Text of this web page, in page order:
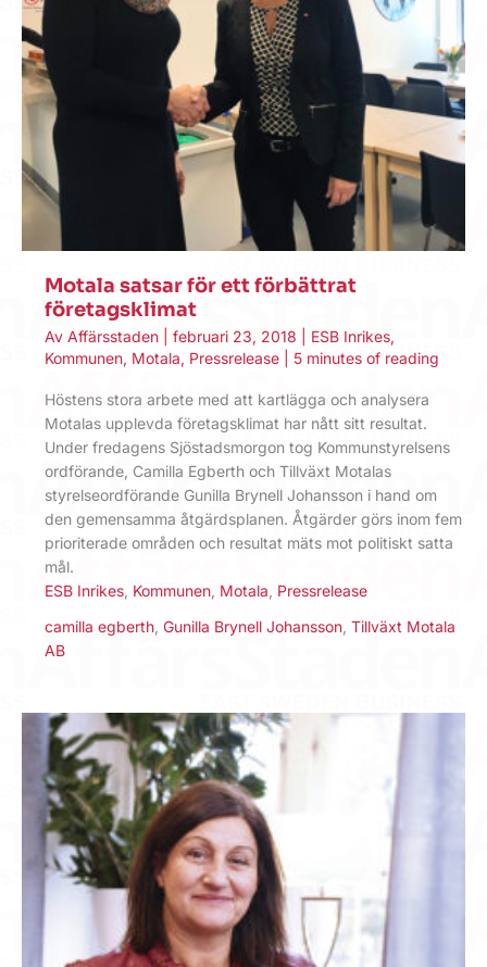
Motala satsar för ett förbättrat
företagsklimat
Av Affärsstaden februari 23, 2018 ESB Inrikes,
Kommunen, Motala, Pressrelease 5 minutes of reading
Höstens stora arbete med att kartlägga och analysera
Motalas upplevda företagsklimat har nått sitt resultat.
Under fredagens Sjöstadsmorgon tog Kommunstyrelsens
ordförande, Camilla Egberth och Tillväxt Motalas
styrelseordförande Gunilla Brynell Johansson i hand om
den gemensamma åtgärdsplanen. Åtgärder görs inom fem
prioriterade områden och resultat mäts mot politiskt satta
mål.
ESB Inrikes Kommunen Motala Pressrelease
camilla egberth Gunilla Brynell Johansson Tillväxt Motala
AB